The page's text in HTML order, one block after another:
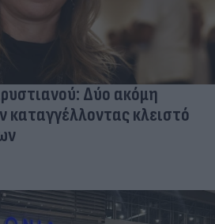
Δύο ακόμη
κλειστό